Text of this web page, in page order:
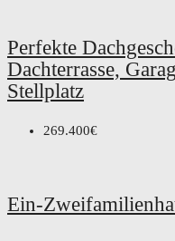
Perfekte
Dachterrasse,
Stellplatz
269.400€
Ein-